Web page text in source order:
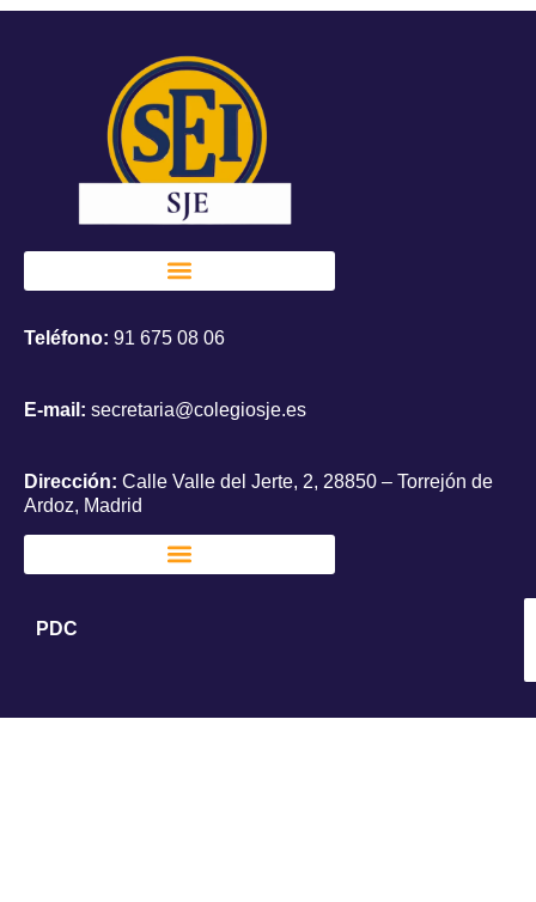
Teléfono: 91 675 08 06
E-mail: secretaria@colegiosje.es
Dirección: Calle Valle del Jerte, 2, 28850 – Torrejón de
Ardoz, Madrid
PDC